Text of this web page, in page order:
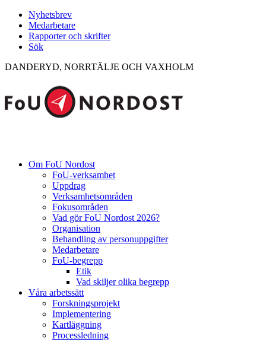
Nyhetsbrev
Medarbetare
Rapporter och skrifter
Sök
DANDERYD, NORRTÄLJE OCH VAXHOLM
Om FoU Nordost
FoU-verksamhet
Uppdrag
Verksamhetsområden
Fokusområden
Vad gör FoU Nordost 2026?
Organisation
Behandling av personuppgifter
Medarbetare
FoU-begrepp
Etik
Vad skiljer olika begrepp
Våra arbetssätt
Forskningsprojekt
Implementering
Kartläggning
Processledning